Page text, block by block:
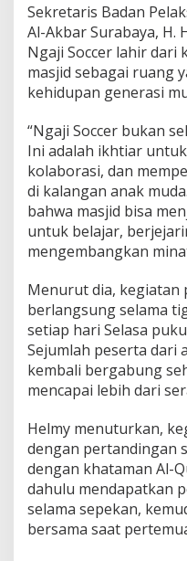
Sekretaris Badan
Al-Akbar Surabaya, H.
Ngaji Soccer lahir dari
masjid sebagai ruang
kehidupan generasi
“Ngaji Soccer bukan
Ini adalah ikhtiar
kolaborasi, dan
di kalangan anak
bahwa masjid bisa
untuk belajar,
mengembangkan
Menurut dia, kegiatan
berlangsung selama
setiap hari Selasa
Sejumlah peserta dari
kembali bergabung
mencapai lebih dari
Helmy menuturkan,
dengan pertandingan
dengan khataman Al-
dahulu mendapatkan
selama sepekan,
bersama saat